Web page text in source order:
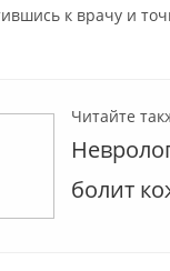
к врачу и
Читайте
болит